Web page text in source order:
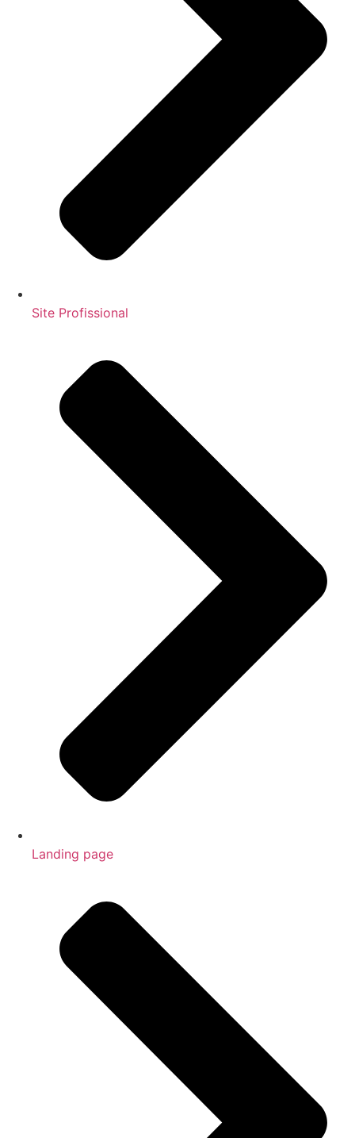
Site Profissional
Landing page